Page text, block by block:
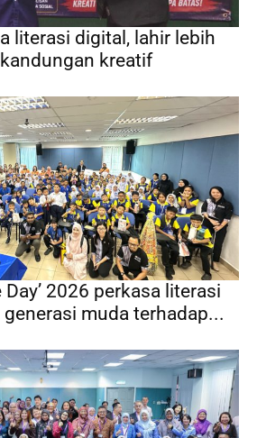
literasi digital, lahir lebih
kreatif
Day’ 2026 perkasa literasi
muda terhadap...